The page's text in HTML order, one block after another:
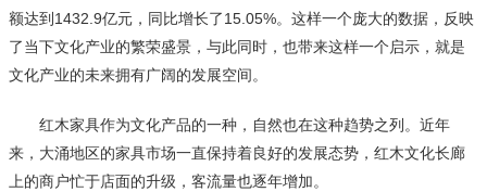
额达到1432.9亿元，同比增长了15.05%。这样一个庞大的数据，反映
了当下文化产业的繁荣盛景，与此同时，也带来这样一个启示，就是
文化产业的未来拥有广阔的发展空间。
红木家具作为文化产品的一种，自然也在这种趋势之列。近年
来，大涌地区的家具市场一直保持着良好的发展态势，红木文化长廊
上的商户忙于店面的升级，客流量也逐年增加。